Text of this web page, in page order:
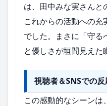
は、田中みな実さんと
これからの活動への充
でした。まさに「守る
と優しさが垣間見えた
視聴者＆SNSでの反
この感動的なシーンは